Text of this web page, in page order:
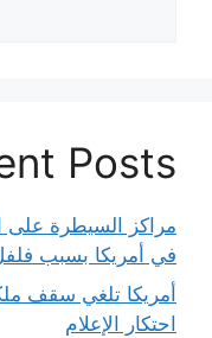
Posts
مراكز السيطرة على
في أمريكا بسبب
أمريكا تلغي سقف
احتكار الإعلام